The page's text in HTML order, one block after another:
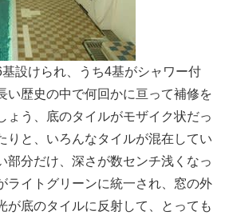
設けられ、うち4基がシャワー付
い歴史の中で何回かに亘って補修を
ょう、底のタイルがモザイク状だっ
りと、いろんなタイルが混在してい
部分だけ、深さが数センチ浅くなっ
ライトグリーンに統一され、窓の外
が底のタイルに反射して、とっても